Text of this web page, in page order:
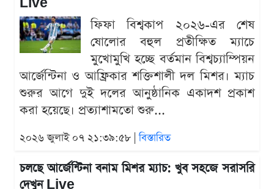
Live
ফিফা বিশ্বকাপ ২০২৬-এর শেষ
ষোলোর বহুল প্রতীক্ষিত ম্যাচে
মুখোমুখি হচ্ছে বর্তমান বিশ্বচ্যাম্পিয়ন
আর্জেন্টিনা ও আফ্রিকার শক্তিশালী দল মিশর। ম্যাচ
শুরুর আগে দুই দলের আনুষ্ঠানিক একাদশ প্রকাশ
করা হয়েছে। প্রত্যাশামতো শুরু...
২০২৬ জুলাই ০৭ ২১:৩৯:৫৮ |বিস্তারিত
চলছে আর্জেন্টিনা বনাম মিশর ম্যাচ: খুব সহজে সরাসরি
দেখুন Live